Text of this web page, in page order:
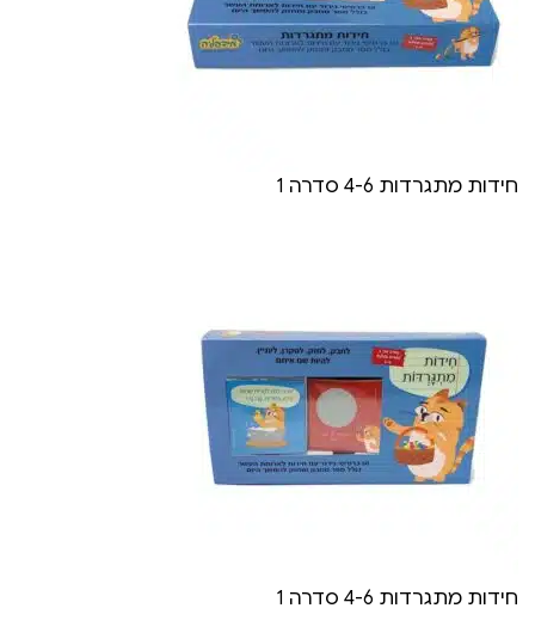
חידות מתגרדות 4-6 סדרה 1
חידות מתגרדות 4-6 סדרה 1